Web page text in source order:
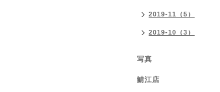
2019-11（5）
2019-10（3）
写真
鯖江店